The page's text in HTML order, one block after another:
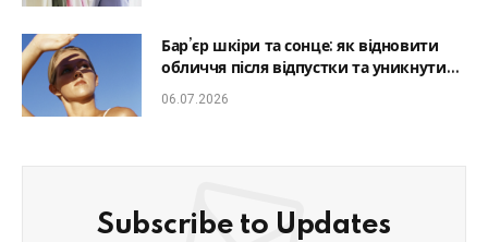
Бар’єр шкіри та сонце: як відновити
обличчя після відпустки та уникнути
фотостаріння
06.07.2026
Subscribe to Updates